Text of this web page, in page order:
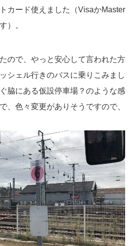
カード使えました（VisaかMaster
）。
ので、やっと安心して言われた方
シェル行きのバスに乗りこみまし
脇にある仮設停車場？のような感
、色々変更がありそうですので、